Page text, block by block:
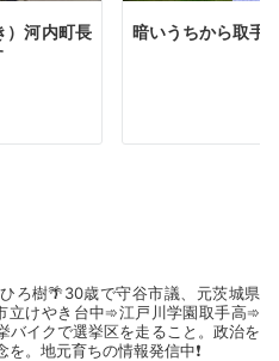
）河内町長
暗いうちから取手
ろ樹🌴30歳で守谷市議、元茨城県
立けやき台中➾江戸川学園取手高➾
バイクで選挙区を走ること。政治を
。地元育ちの情報発信中❗